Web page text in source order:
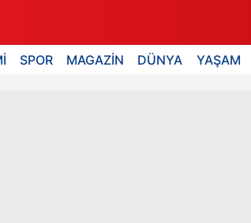
SPOR MAGAZİN DÜNYA YAŞAM